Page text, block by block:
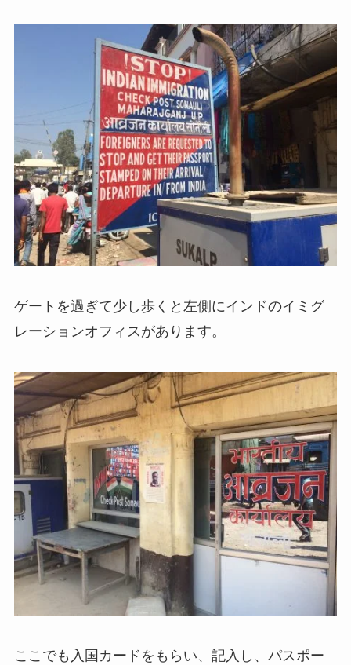
ゲートを過ぎて少し歩くと左側にインドのイミグ
レーションオフィスがあります。
ここでも入国カードをもらい、記入し、パスポー